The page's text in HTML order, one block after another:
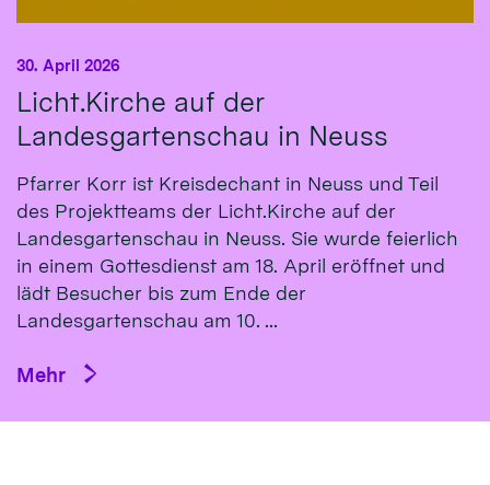
Licht.Kirche auf der
Landesgartenschau in Neuss
30. April 2026
Pfarrer Korr ist Kreisdechant in Neuss und Teil
des Projektteams der Licht.Kirche auf der
Landesgartenschau in Neuss. Sie wurde feierlich
in einem Gottesdienst am 18. April eröffnet und
lädt Besucher bis zum Ende der
Landesgartenschau am 10. ...
Mehr